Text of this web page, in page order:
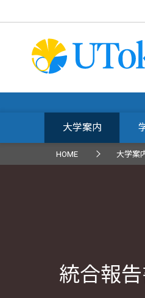
大学案内
HOME 大学案
統合報